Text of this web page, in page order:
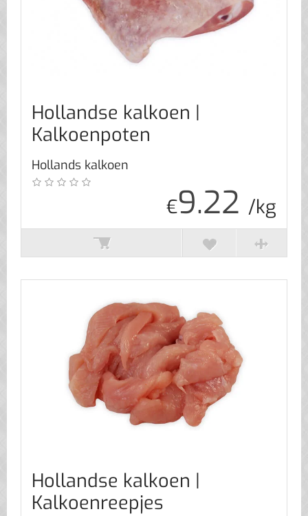
Hollandse kalkoen |
Kalkoenpoten
Hollands kalkoen
€9.22 /kg
Hollandse kalkoen |
Kalkoenreepjes